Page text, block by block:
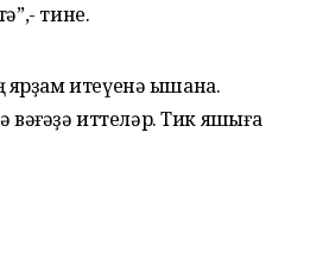
тине.
ярҙам итеүенә ышана.
иттеләр. Тик яҡшыға